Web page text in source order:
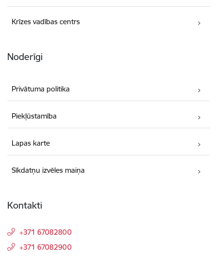
Krīzes vadības centrs
Noderīgi
Privātuma politika
Piekļūstamība
Lapas karte
Sīkdatņu izvēles maiņa
Kontakti
+371 67082800
+371 67082900